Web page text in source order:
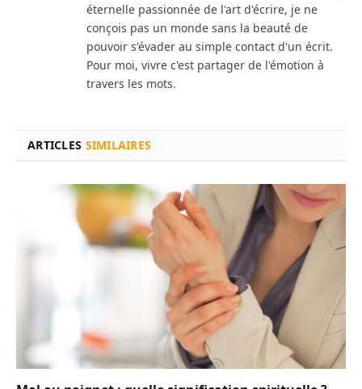
éternelle passionnée de l'art d'écrire, je ne
conçois pas un monde sans la beauté de
pouvoir s'évader au simple contact d'un écrit.
Pour moi, vivre c'est partager de l'émotion à
travers les mots.
ARTICLES SIMILAIRES